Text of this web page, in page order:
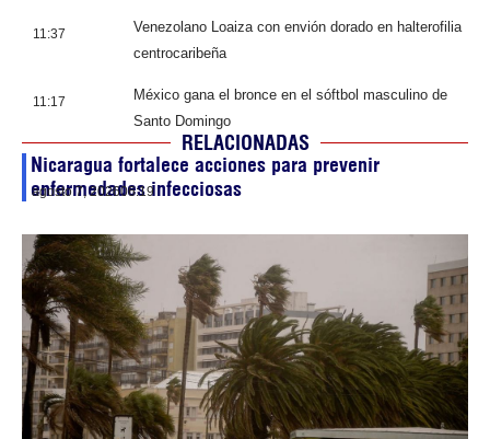
11:37
Venezolano Loaiza con envión dorado en halterofilia
centrocaribeña
11:17
México gana el bronce en el sóftbol masculino de
Santo Domingo
RELACIONADAS
Nicaragua fortalece acciones para prevenir
enfermedades infecciosas
agosto 7, 202606:19